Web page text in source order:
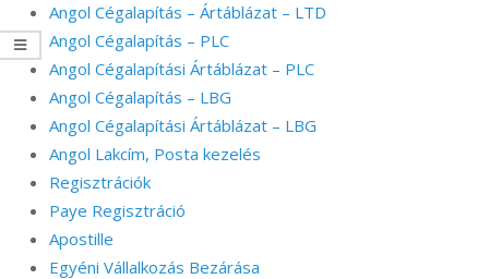
Angol Cégalapítás – Ártáblázat – LTD
Angol Cégalapítás – PLC
Angol Cégalapítási Ártáblázat – PLC
Angol Cégalapítás – LBG
Angol Cégalapítási Ártáblázat – LBG
Angol Lakcím, Posta kezelés
Regisztrációk
Paye Regisztráció
Apostille
Egyéni Vállalkozás Bezárása